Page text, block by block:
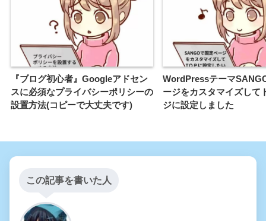
『ブログ初心者』Googleアドセン
スに必須なプライバシーポリシーの
設置方法(コピーで大丈夫です)
WordPressテーマ
ージをカスタマイズして
ジに設定しました
この記事を書いた人